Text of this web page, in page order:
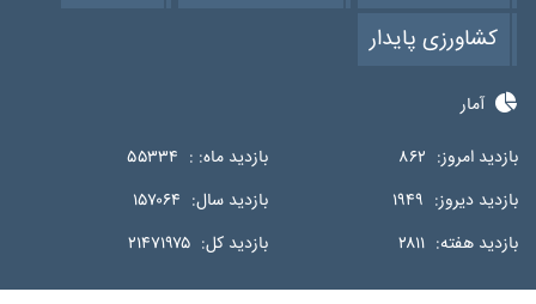
کشاورزی پایدار
آمار
بازدید امروز: ۸۶۲ بازدید ماه: : ۵۵۳۳۴
بازدید دیروز: ۱۹۴۹ بازدید سال: ۱۵۷۰۶۴
بازدید هفته: ۲۸۱۱ بازدید کل: ۲۱۴۷۱۹۷۵